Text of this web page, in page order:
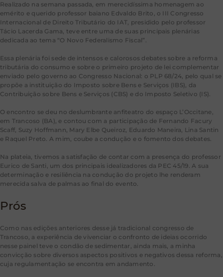
Realizado na semana passada, em merecidíssima homenagem ao
emérito e querido professor baiano Edvaldo Brito, o III Congresso
Internacional de Direito Tributário do IAT, presidido pelo professor
Tácio Lacerda Gama, teve entre uma de suas principais plenárias
dedicada ao tema “O Novo Federalismo Fiscal”.
Essa plenária foi sede de intensos e calorosos debates sobre a reforma
tributária do consumo e sobre o primeiro projeto de lei complementar
enviado pelo governo ao Congresso Nacional: o PLP 68/24, pelo qual se
propõe a instituição do Imposto sobre Bens e Serviços (IBS), da
Contribuição sobre Bens e Serviços (CBS) e do Imposto Seletivo (IS).
O encontro se deu no deslumbrante anfiteatro do espaço L’Occitane,
em Trancoso (BA), e contou com a participação de Fernando Facury
Scaff, Suzy Hoffmann, Mary Elbe Queiroz, Eduardo Maneira, Lina Santin
e Raquel Preto. A mim, coube a condução e o fomento dos debates.
Na plateia, tivemos a satisfação de contar com a presença do professor
Eurico de Santi, um dos principais idealizadores da PEC 45/19. A sua
determinação e resiliência na condução do projeto lhe renderam
merecida salva de palmas ao final do evento.
Prós
Como nas edições anteriores desse já tradicional congresso de
Trancoso, a experiência de vivenciar o confronto de ideias ocorrido
nesse painel teve o condão de sedimentar, ainda mais, a minha
convicção sobre diversos aspectos positivos e negativos dessa reforma,
cuja regulamentação se encontra em andamento.